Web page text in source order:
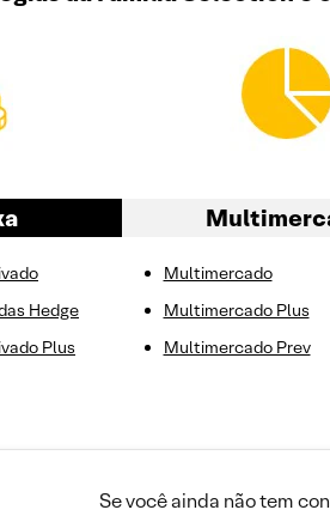
Hedge
Plus
Multimercado
Multimercado Plus
Multimercado Prev
Se você ainda não tem